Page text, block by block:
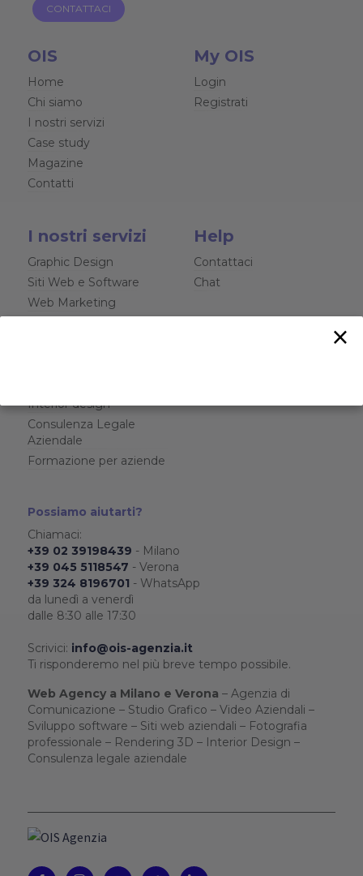
CONTATTACI
OIS
Home
Chi siamo
I nostri servizi
Case study
Magazine
Contatti
My OIS
Login
Registrati
I nostri servizi
Graphic Design
Siti Web e Software
Web Marketing
Interior design
Consulenza Legale
Aziendale
Formazione per aziende
Help
Contattaci
Chat
Possiamo aiutarti?
Chiamaci:
+39 02 39198439 - Milano
+39 045 5118547 - Verona
+39 324 8196701 - WhatsApp
da lunedì a venerdì
dalle 8:30 alle 17:30
Scrivici: info@ois-agenzia.it
Ti risponderemo nel più breve tempo possibile.
Web Agency a Milano e Verona – Agenzia di
Comunicazione – Studio Grafico – Video Aziendali –
Sviluppo software – Siti web aziendali – Fotografia
professionale – Rendering 3D – Interior Design –
Consulenza legale aziendale
×